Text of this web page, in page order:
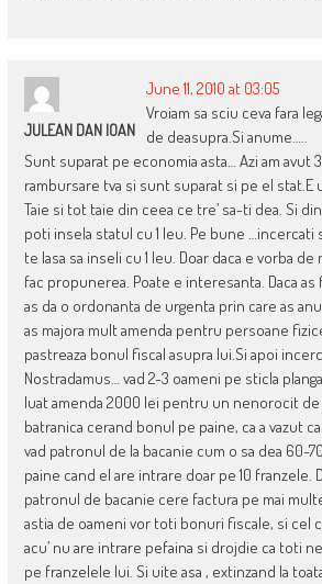
JULEAN DAN IOAN
June 11, 2010 at 03:05
Vroiam sa sciu ceva fara
de deasupra.Si anume…..
Sunt suparat pe economia asta… Azi am avut
rambursare tva si sunt suparat si pe el stat.E
Taie si tot taie din ceea ce tre’ sa-ti dea. Si
poti insela statul cu 1 leu. Pe bune …incercati
te lasa sa inseli cu 1 leu. Doar daca e vorba de
fac propunerea. Poate e interesanta. Daca
as da o ordonanta de urgenta prin care as
as majora mult amenda pentru persoane
pastreaza bonul fiscal asupra lui.Si apoi
Nostradamus… vad 2-3 oameni pe sticla
luat amenda 2000 lei pentru un nenorocit de
batranica cerand bonul pe paine, ca a vazut
vad patronul de la bacanie cum o sa dea 60-
paine cand el are intrare doar pe 10 franzele.
patronul de bacanie cere factura pe mai
astia de oameni vor toti bonuri fiscale, si cel
acu’ nu are intrare pefaina si drojdie ca toti
pe franzelele lui. Si uite asa , extinzand la